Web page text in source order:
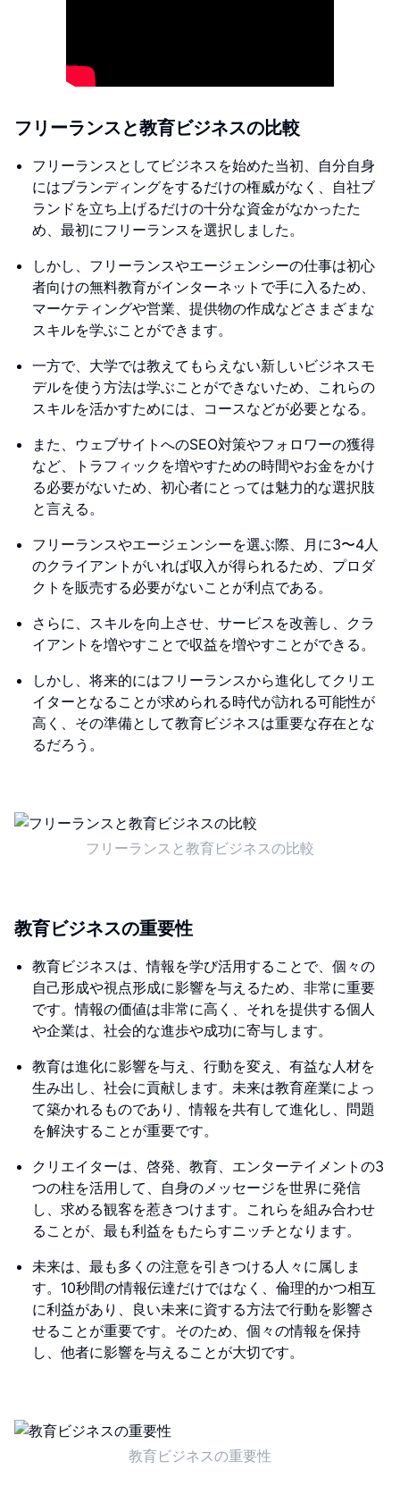
フリーランスと教育ビジネスの比較
フリーランスとしてビジネスを始めた当初、自分自身
にはブランディングをするだけの権威がなく、自社ブ
ランドを立ち上げるだけの十分な資金がなかったた
め、最初にフリーランスを選択しました。
しかし、フリーランスやエージェンシーの仕事は初心
者向けの無料教育がインターネットで手に入るため、
マーケティングや営業、提供物の作成などさまざまな
スキルを学ぶことができます。
一方で、大学では教えてもらえない新しいビジネスモ
デルを使う方法は学ぶことができないため、これらの
スキルを活かすためには、コースなどが必要となる。
また、ウェブサイトへのSEO対策やフォロワーの獲得
など、トラフィックを増やすための時間やお金をかけ
る必要がないため、初心者にとっては魅力的な選択肢
と言える。
フリーランスやエージェンシーを選ぶ際、月に3〜4人
のクライアントがいれば収入が得られるため、プロダ
クトを販売する必要がないことが利点である。
さらに、スキルを向上させ、サービスを改善し、クラ
イアントを増やすことで収益を増やすことができる。
しかし、将来的にはフリーランスから進化してクリエ
イターとなることが求められる時代が訪れる可能性が
高く、その準備として教育ビジネスは重要な存在とな
るだろう。
フリーランスと教育ビジネスの比較
教育ビジネスの重要性
教育ビジネスは、情報を学び活用することで、個々の
自己形成や視点形成に影響を与えるため、非常に重要
です。情報の価値は非常に高く、それを提供する個人
や企業は、社会的な進歩や成功に寄与します。
教育は進化に影響を与え、行動を変え、有益な人材を
生み出し、社会に貢献します。未来は教育産業によっ
て築かれるものであり、情報を共有して進化し、問題
を解決することが重要です。
クリエイターは、啓発、教育、エンターテイメントの3
つの柱を活用して、自身のメッセージを世界に発信
し、求める観客を惹きつけます。これらを組み合わせ
ることが、最も利益をもたらすニッチとなります。
未来は、最も多くの注意を引きつける人々に属しま
す。10秒間の情報伝達だけではなく、倫理的かつ相互
に利益があり、良い未来に資する方法で行動を影響さ
せることが重要です。そのため、個々の情報を保持
し、他者に影響を与えることが大切です。
教育ビジネスの重要性